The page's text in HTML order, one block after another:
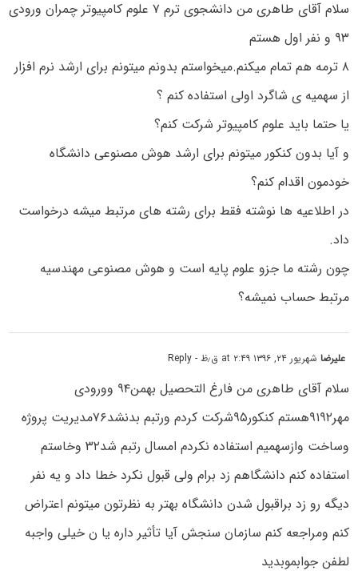
سلام آقای طاهری من دانشجوی ترم ۷ علوم کامپیوتر چمران ورودی
۹۳ و نفر اول هستم
۸ ترمه هم تمام میکنم.میخواستم بدونم میتونم برای ارشد نرم افزار
از سهمیه ی شاگرد اولی استفاده کنم ؟
یا حتما باید علوم کامپیوتر شرکت کنم؟
و آیا بدون کنکور میتونم برای ارشد هوش مصنوعی دانشگاه
خودمون اقدام کنم؟
در اطلاعیه ها نوشته فقط برای رشته های مرتبط میشه درخواست
داد.
چون رشته ما جزو علوم پایه است و هوش مصنوعی مهندسیه
مرتبط حساب نمیشه؟
علیرضاشهریور ۲۴, ۱۳۹۶ at ۲:۴۹ ق٫ظ - Reply
سلام آقای طاهری من فارغ التحصیل بهمن۹۴ وورودی
مهر۹۱۹۲هستم کنکور۹۵شرکت کردم ورتبم بدنشد۷۶مدیریت پروژه
وساخت وازسهمیم استفاده نکردم امسال رتبم شد۳۲ وخاستم
استفاده کنم دانشگاهم زد برام ولی قبول نکرد خطا داد و یه نفر
دیگه رو زد براقبول شدن دانشگاه بهتر به نظرتون میتونم اعتراض
کنم ومراجعه کنم سازمان سنجش آیا تأثیر داره یا ن خیلی واجبه
لطفن جوابموبدید